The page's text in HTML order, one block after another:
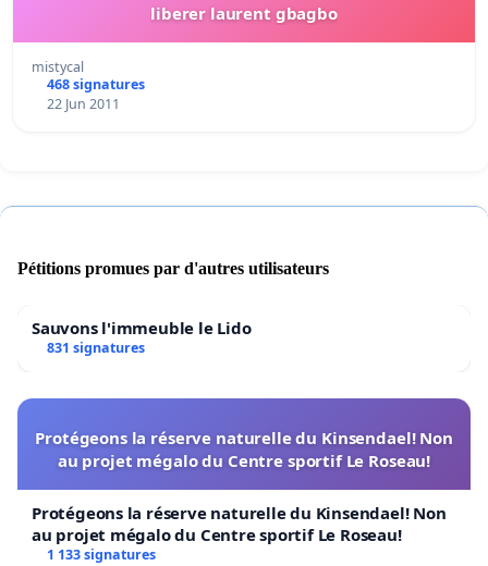
liberer laurent gbagbo
mistycal
468 signatures
22 Jun 2011
Pétitions promues par d'autres utilisateurs
Sauvons l'immeuble le Lido
831 signatures
Protégeons la réserve naturelle du Kinsendael! Non
au projet mégalo du Centre sportif Le Roseau!
Protégeons la réserve naturelle du Kinsendael! Non
au projet mégalo du Centre sportif Le Roseau!
1 133 signatures